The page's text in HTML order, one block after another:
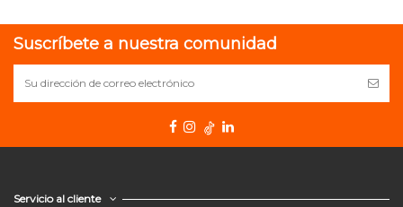
Suscríbete a nuestra comunidad
Servicio al cliente